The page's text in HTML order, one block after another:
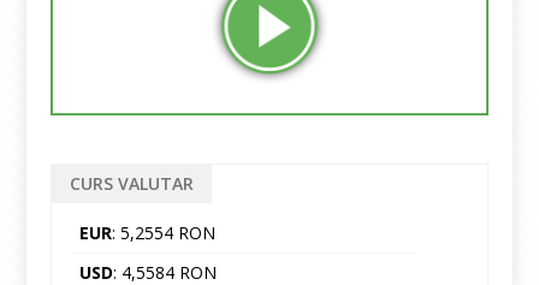
CURS VALUTAR
EUR: 5,2554 RON
USD: 4,5584 RON